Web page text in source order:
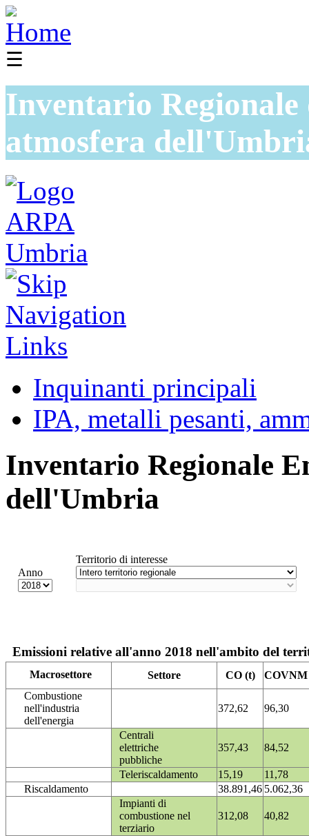
☰
Inventario
atmosfera
Inquinanti principali
IPA, metalli pesanti,
Inventario Regionale
dell'Umbria
Anno
Territorio di interesse
Emissioni relative all'anno 2018 nell'ambito del
Macrosettore Settore CO (t)
COVNM
Combustione
nell'industria
dell'energia
372,62 96,30
Centrali
elettriche
pubbliche
357,43 84,52
Teleriscaldamento 15,19
11,78
Riscaldamento
38.891,46 5.062,36
Impianti di
combustione nel
terziario
312,08 40,82